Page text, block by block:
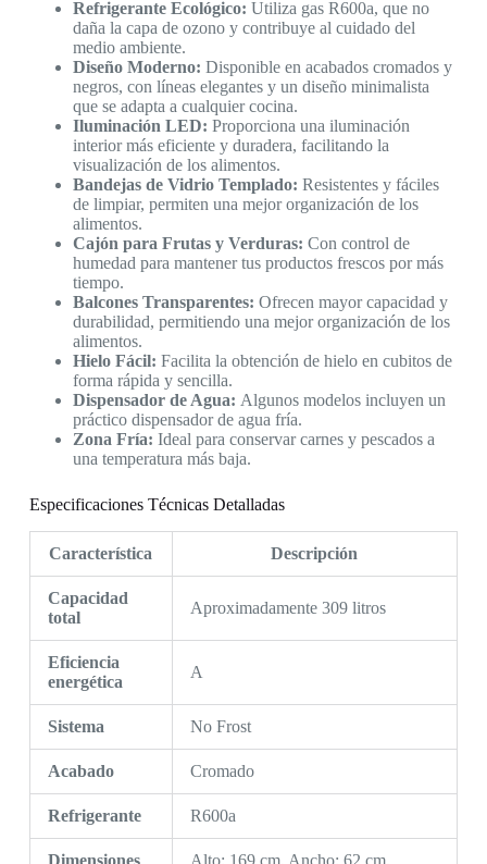
Refrigerante Ecológico: Utiliza gas R600a, que no
daña la capa de ozono y contribuye al cuidado del
medio ambiente.
Diseño Moderno: Disponible en acabados cromados y
negros, con líneas elegantes y un diseño minimalista
que se adapta a cualquier cocina.
Iluminación LED: Proporciona una iluminación
interior más eficiente y duradera, facilitando la
visualización de los alimentos.
Bandejas de Vidrio Templado: Resistentes y fáciles
de limpiar, permiten una mejor organización de los
alimentos.
Cajón para Frutas y Verduras: Con control de
humedad para mantener tus productos frescos por más
tiempo.
Balcones Transparentes: Ofrecen mayor capacidad y
durabilidad, permitiendo una mejor organización de los
alimentos.
Hielo Fácil: Facilita la obtención de hielo en cubitos de
forma rápida y sencilla.
Dispensador de Agua: Algunos modelos incluyen un
práctico dispensador de agua fría.
Zona Fría: Ideal para conservar carnes y pescados a
una temperatura más baja.
Especificaciones Técnicas Detalladas
Característica Descripción
Capacidad
total
Aproximadamente 309 litros
Eficiencia
energética
A
Sistema No Frost
Acabado Cromado
Refrigerante R600a
Dimensiones
Alto: 169 cm, Ancho: 62 cm,